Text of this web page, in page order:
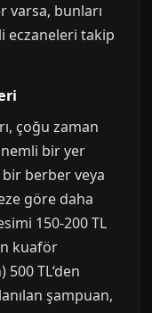
varsa, bunları
eczaneleri takip
çoğu zaman
bir yer
berber veya
göre daha
150-200 TL
kuaför
TL‘den
şampuan,